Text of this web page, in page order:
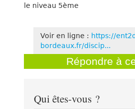
le niveau 5ème
Voir en ligne : https://
bordeaux.fr/discip...
Répondre à
Qui êtes-vous ?